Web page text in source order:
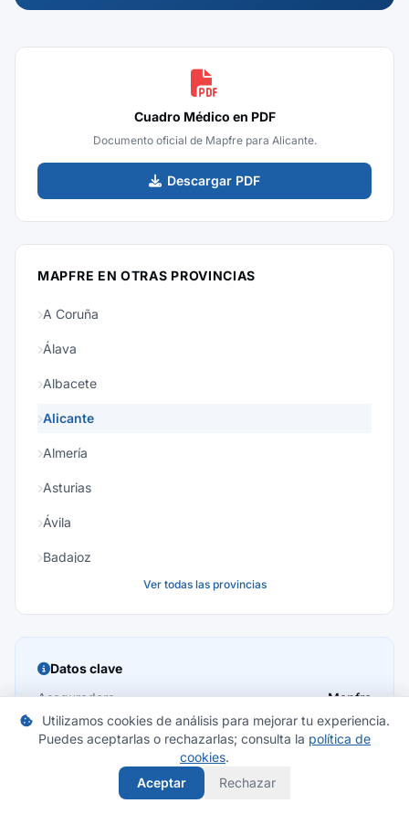
Cuadro Médico en PDF
Documento oficial de Mapfre para Alicante.
Descargar PDF
MAPFRE EN OTRAS PROVINCIAS
A Coruña
Álava
Albacete
Alicante
Almería
Asturias
Ávila
Badajoz
Burgos
Cáceres
Cádiz
Ver todas las provincias
Datos clave
Aseguradora
Mapfre
Provincia
Alicante
Utilizamos cookies de análisis para mejorar tu experiencia.
Puedes aceptarlas o rechazarlas; consulta la política de
cookies.
Aceptar
Rechazar